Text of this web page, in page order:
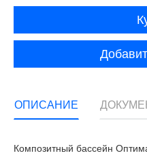
ОПИСАНИЕ
Композитный бассейн